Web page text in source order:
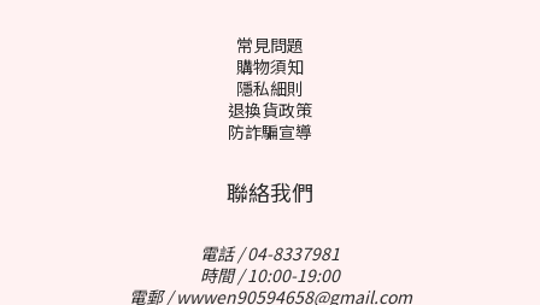
常見問題
購物須知
隱私細則
退換貨政策
防詐騙宣導
聯絡我們
電話 / 04-8337981
時間 / 10:00-19:00
電郵 / wwwen90594658@gmail.com